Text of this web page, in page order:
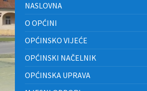
NASLOVNA
O OPĆINI
OPĆINSKO VIJEĆE
OPĆINSKI NAČELNIK
OPĆINSKA UPRAVA